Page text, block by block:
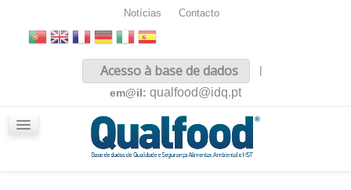
Notícias Contacto
Acesso à base de dados
|
em@il: qualfood@idq.pt